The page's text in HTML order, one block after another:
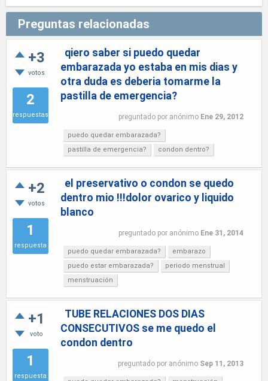
Preguntas relacionadas
+3
votos
2
respuestas
qiero saber si puedo quedar
embarazada yo estaba en mis dias y
otra duda es deberia tomarme la
pastilla de emergencia?
preguntado por anónimo Ene 29, 2012
puedo quedar embarazada?
pastilla de emergencia?
condon dentro?
+2
votos
1
respuesta
el preservativo o condon se quedo
dentro mio !!!dolor ovarico y liquido
blanco
preguntado por anónimo Ene 31, 2014
puedo quedar embarazada?
embarazo
puedo estar embarazada?
periodo menstrual
menstruación
+1
voto
1
respuesta
TUBE RELACIONES DOS DIAS
CONSECUTIVOS se me quedo el
condon dentro
preguntado por anónimo Sep 11, 2013